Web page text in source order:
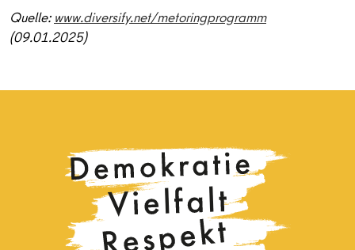
Quelle: www.diversify.net/metoringprogramm
(09.01.2025)